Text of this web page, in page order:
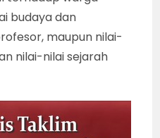
dari “Tiga
dan
kepadanya. Tetapi,
kesepahaman dan
memberi
terhadap warga